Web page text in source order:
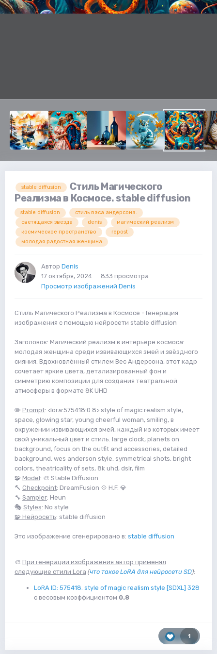
stable diffusion
Стиль Магического
Реализма в Космосе. stable diffusion
stable diffusion
стиль вэса андерсона.
светящаяся звезда
denis
магический реализм
космическое пространство
repost
молодая радостная женщина
Автор Denis
17 октября, 2024
833 просмотра
Просмотр изображений Denis
Стиль Магического Реализма в Космосе - Генерация
изображения с помощью нейросети stable diffusion
Заголовок: Магический реализм в интерьере космоса:
молодая женщина среди извивающихся змей и звёздного
сияния. Вдохновлённый стилем Вес Андерсона, этот кадр
сочетает яркие цвета, детализированный фон и
симметрию композиции для создания театральной
атмосферы в формате 8K UHD
✏️ Prompt: <lora:575418:0.8> style of magic realism style,
space, glowing star, young cheerful woman, smiling, в
окружении извивающихся змей, каждый из которых имеет
свой уникальный цвет и стиль. large clock, planets on
background, focus on the outfit and accessories, detailed
background, wes anderson style, symmetrical shots, bright
colors, theatricality of sets, 8k uhd, dslr, film
🧩 Model: 🎨 Stable Diffusion
🔨 Checkpoint: DreamFusion 💠 H.F. 💎
🔧 Sampler: Heun
🎭 Styles: No style
🧩 Нейросеть: stable diffusion
Это изображение сгенерировано в: stable diffusion
🎨 При генерации изображения автор применял
следующие стили Lora (что такое LoRA для нейросети SD):
LoRA ID: 575418. style of magic realism style [SDXL] 328
с весовым коэффициентом 0.8
1